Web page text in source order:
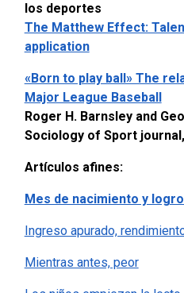
los deportes
The Matthew Effect:
application
«Born to play ball» The
Major League Baseball
Roger H. Barnsley and
Sociology of Sport
Artículos afines:
Mes de nacimiento y
Ingreso apurado,
Mientras antes, peor